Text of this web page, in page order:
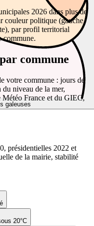
galeuses
20°C
2026 dans plus de
couleur politique (gauche,
par profil territorial
commune.
commune
votre commune : jours de
niveau de la mer,
Météo France et du GIEC,
présidentielles 2022 et
de la mairie, stabilité